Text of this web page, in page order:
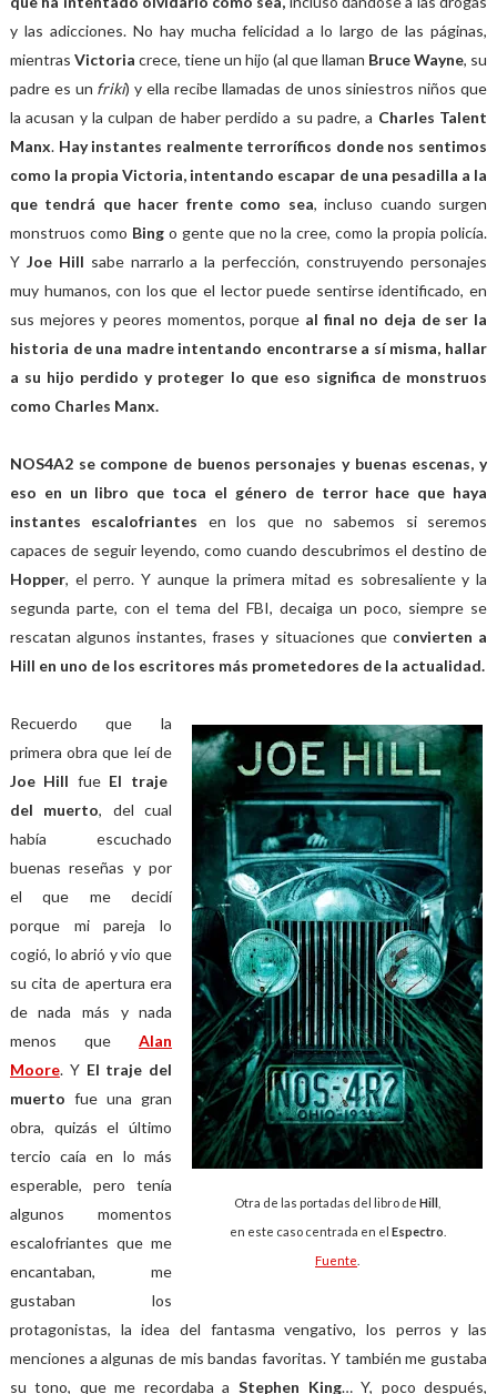
y las adicciones. No hay mucha felicidad a lo largo de las páginas,
mientras Victoria crece, tiene un hijo (al que llaman Bruce Wayne, su
padre es un friki) y ella recibe llamadas de unos siniestros niños que
la acusan y la culpan de haber perdido a su padre, a Charles Talent
Manx. Hay instantes realmente terroríficos donde nos sentimos
como la propia Victoria, intentando escapar de una pesadilla a la
que tendrá que hacer frente como sea, incluso cuando surgen
monstruos como Bing o gente que no la cree, como la propia policía.
Y Joe Hill sabe narrarlo a la perfección, construyendo personajes
muy humanos, con los que el lector puede sentirse identificado, en
sus mejores y peores momentos, porque al final no deja de ser la
historia de una madre intentando encontrarse a sí misma, hallar
a su hijo perdido y proteger lo que eso significa de monstruos
como Charles Manx.
NOS4A2 se compone de buenos personajes y buenas escenas, y
eso en un libro que toca el género de terror hace que haya
instantes escalofriantes en los que no sabemos si seremos
capaces de seguir leyendo, como cuando descubrimos el destino de
Hopper, el perro. Y aunque la primera mitad es sobresaliente y la
segunda parte, con el tema del FBI, decaiga un poco, siempre se
rescatan algunos instantes, frases y situaciones que convierten a
Hill en uno de los escritores más prometedores de la actualidad.
Otra de las portadas del libro de Hill
en este caso centrada en el Espectro
Fuente
Recuerdo que la
primera obra que leí de
Joe Hill fue El traje
del muerto, del cual
había escuchado
buenas reseñas y por
el que me decidí
porque mi pareja lo
cogió, lo abrió y vio que
su cita de apertura era
de nada más y nada
menos queAlan
Moore. Y El traje del
muerto fue una gran
obra, quizás el último
tercio caía en lo más
esperable, pero tenía
algunos momentos
escalofriantes que me
encantaban, me
gustaban los
protagonistas, la idea del fantasma vengativo, los perros y las
menciones a algunas de mis bandas favoritas. Y también me gustaba
su tono, que me recordaba a Stephen King… Y, poco después,